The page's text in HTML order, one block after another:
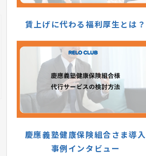
賃上げに代わる福利厚生とは？
慶應義塾健康保険組合さま導入
事例インタビュー